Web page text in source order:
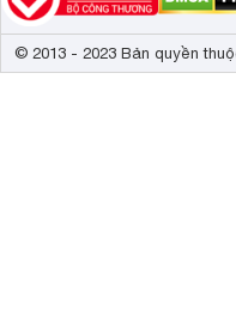
© 2013 - 2023 Bản quyền